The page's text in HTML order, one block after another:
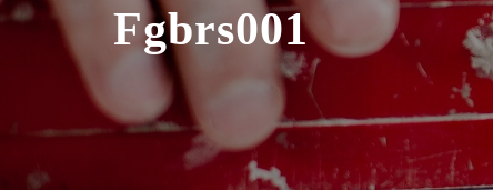
Fgbrs001